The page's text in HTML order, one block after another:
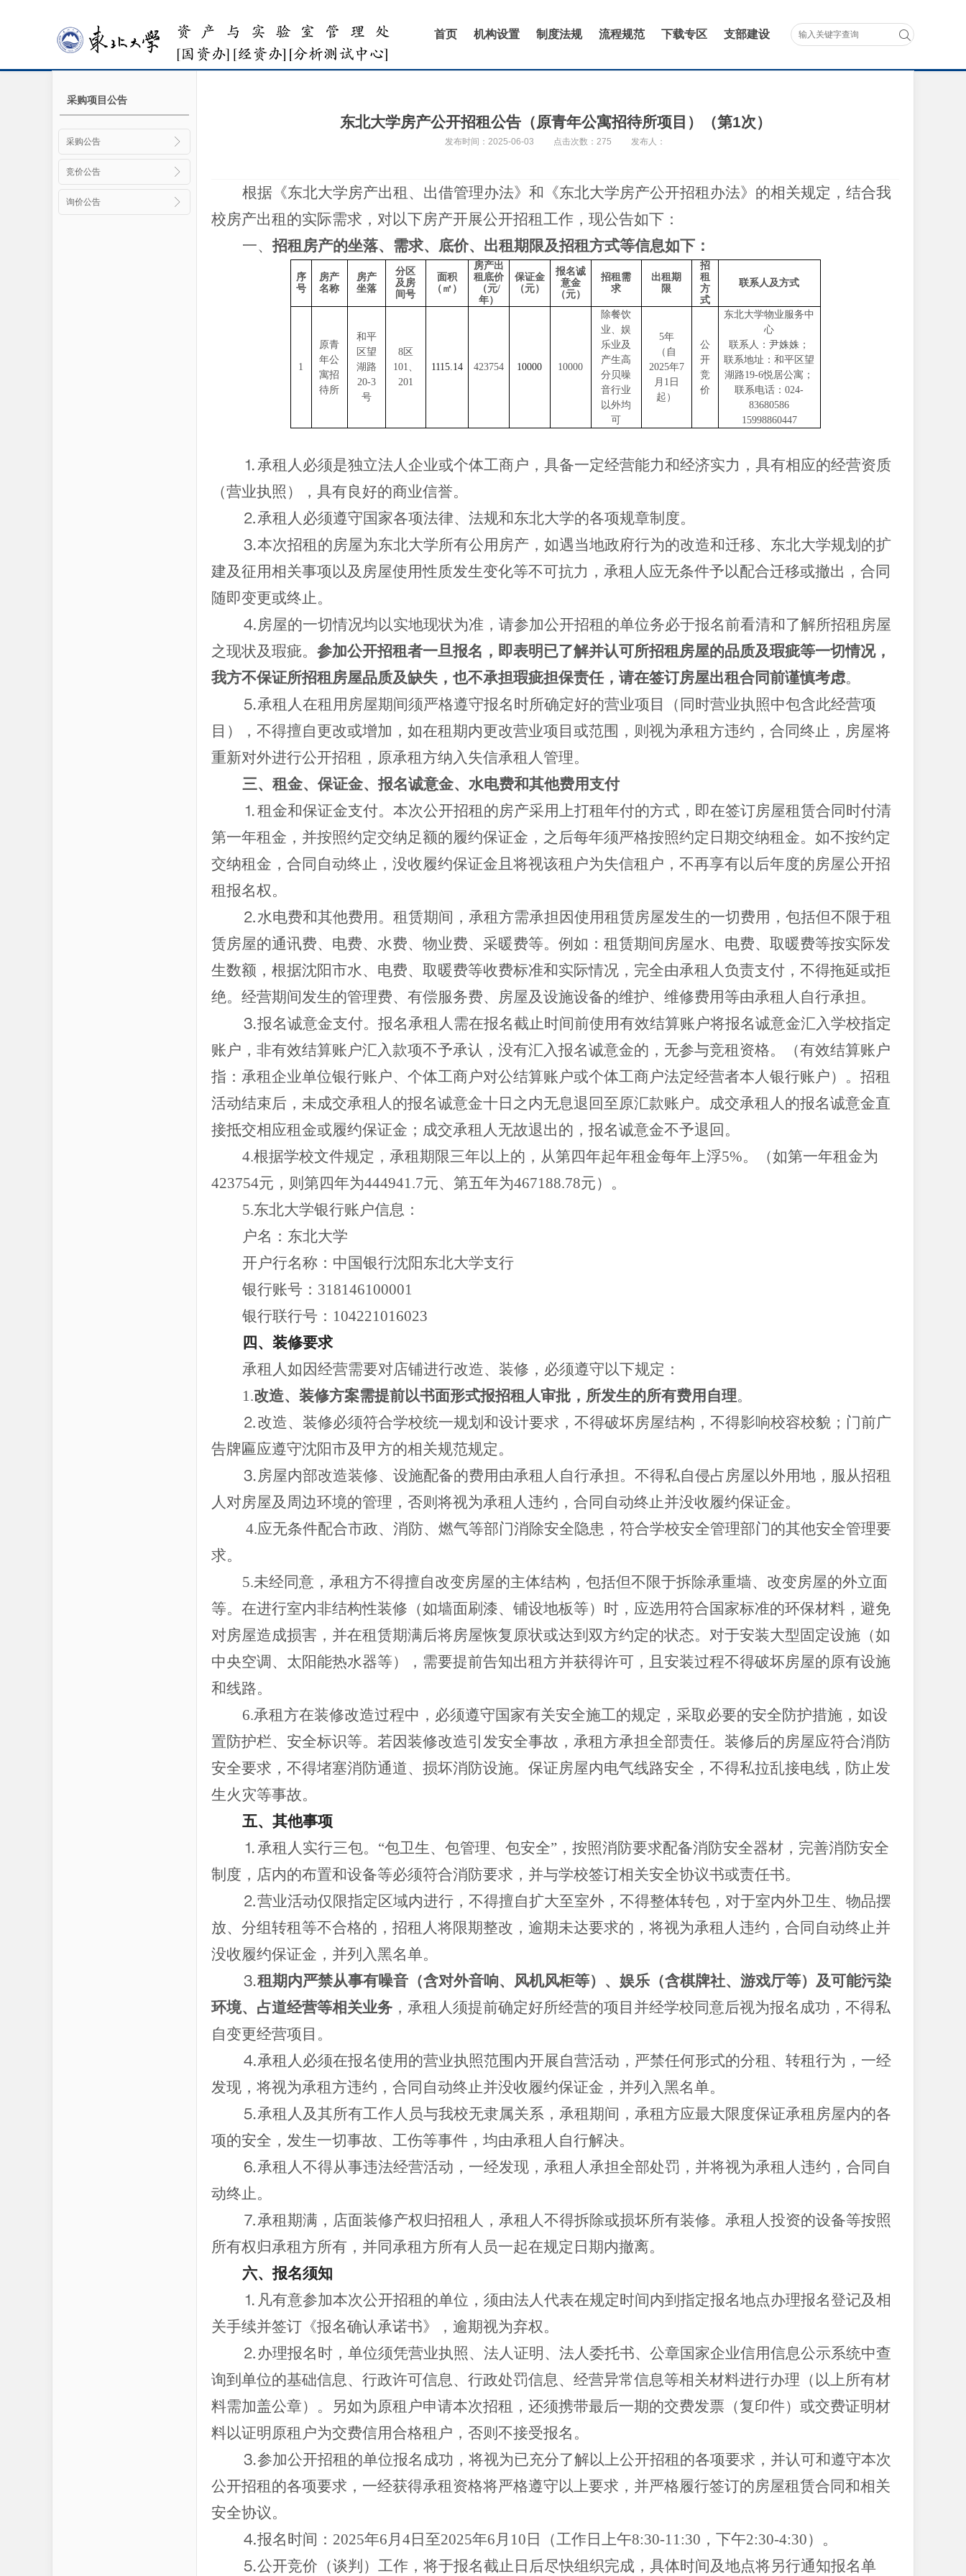
首页 机构设置 制度法规 流程规范 下载专区 支部建设
采购项目公告
采购公告
竞价公告
询价公告
东北大学房产公开招租公告（原青年公寓招待所项目）（第1次）
发布时间：2025-06-03 点击次数： 275 发布人：
根据《东北大学房产出租、出借管理办法》和《东北大学房产公开招租办法》的相关规定，结合我
校房产出租的实际需求，对以下房产开展公开招租工作，现公告如下：
一、招租房产的坐落、需求、底价、出租期限及招租方式等信息如下：
序
号
房产
名称
房产
坐落
分区
及房
间号
面积
（㎡）
房产出
租底价
（元/
年）
保证金
（元）
报名诚
意金
（元）
招租需
求
出租期
限
招
租
方
式
联系人及方式
1
原青
年公
寓招
待所
和平
区望
湖路
20-3
号
8区
101、
201
1115.14 423754 10000 10000
除餐饮
业、娱
乐业及
产生高
分贝噪
音行业
以外均
可
5年
（自
2025年7
月1日
起）
公
开
竞
价
东北大学物业服务中
心
联系人：尹姝姝；
联系地址：和平区望
湖路19-6悦居公寓；
联系电话： 024-
83680586
15998860447
⒈承租人必须是独立法人企业或个体工商户，具备一定经营能力和经济实力，具有相应的经营资质
（营业执照），具有良好的商业信誉。
⒉承租人必须遵守国家各项法律、法规和东北大学的各项规章制度。
⒊本次招租的房屋为东北大学所有公用房产，如遇当地政府行为的改造和迁移、东北大学规划的扩
建及征用相关事项以及房屋使用性质发生变化等不可抗力，承租人应无条件予以配合迁移或撤出，合同
随即变更或终止。
⒋房屋的一切情况均以实地现状为准，请参加公开招租的单位务必于报名前看清和了解所招租房屋
之现状及瑕疵。 参加公开招租者一旦报名，即表明已了解并认可所招租房屋的品质及瑕疵等一切情况，
我方不保证所招租房屋品质及缺失，也不承担瑕疵担保责任，请在签订房屋出租合同前谨慎考虑。
⒌承租人在租用房屋期间须严格遵守报名时所确定好的营业项目（同时营业执照中包含此经营项
目），不得擅自更改或增加，如在租期内更改营业项目或范围，则视为承租方违约，合同终止，房屋将
重新对外进行公开招租，原承租方纳入失信承租人管理。
三、租金、保证金、报名诚意金、水电费和其他费用支付
⒈租金和保证金支付。本次公开招租的房产采用上打租年付的方式，即在签订房屋租赁合同时付清
第一年租金，并按照约定交纳足额的履约保证金，之后每年须严格按照约定日期交纳租金。如不按约定
交纳租金，合同自动终止，没收履约保证金且将视该租户为失信租户，不再享有以后年度的房屋公开招
租报名权。
⒉水电费和其他费用。租赁期间，承租方需承担因使用租赁房屋发生的一切费用，包括但不限于租
赁房屋的通讯费、电费、水费、物业费、采暖费等。例如：租赁期间房屋水、电费、取暖费等按实际发
生数额，根据沈阳市水、电费、取暖费等收费标准和实际情况，完全由承租人负责支付，不得拖延或拒
绝。经营期间发生的管理费、有偿服务费、房屋及设施设备的维护、维修费用等由承租人自行承担。
⒊报名诚意金支付。报名承租人需在报名截止时间前使用有效结算账户将报名诚意金汇入学校指定
账户，非有效结算账户汇入款项不予承认，没有汇入报名诚意金的，无参与竞租资格。（有效结算账户
指：承租企业单位银行账户、个体工商户对公结算账户或个体工商户法定经营者本人银行账户）。招租
活动结束后，未成交承租人的报名诚意金十日之内无息退回至原汇款账户。成交承租人的报名诚意金直
接抵交相应租金或履约保证金；成交承租人无故退出的，报名诚意金不予退回。
4.根据学校文件规定，承租期限三年以上的，从第四年起年租金每年上浮5%。（如第一年租金为
423754元，则第四年为444941.7元、第五年为467188.78元）。
5.东北大学银行账户信息：
户名：东北大学
开户行名称：中国银行沈阳东北大学支行
银行账号： 318146100001
银行联行号： 104221016023
四、装修要求
承租人如因经营需要对店铺进行改造、装修，必须遵守以下规定：
1.改造、装修方案需提前以书面形式报招租人审批，所发生的所有费用自理。
⒉改造、装修必须符合学校统一规划和设计要求，不得破坏房屋结构，不得影响校容校貌；门前广
告牌匾应遵守沈阳市及甲方的相关规范规定。
⒊房屋内部改造装修、设施配备的费用由承租人自行承担。不得私自侵占房屋以外用地，服从招租
人对房屋及周边环境的管理，否则将视为承租人违约，合同自动终止并没收履约保证金。
4.应无条件配合市政、消防、燃气等部门消除安全隐患，符合学校安全管理部门的其他安全管理要
求。
5.未经同意，承租方不得擅自改变房屋的主体结构，包括但不限于拆除承重墙、改变房屋的外立面
等。在进行室内非结构性装修（如墙面刷漆、铺设地板等）时，应选用符合国家标准的环保材料，避免
对房屋造成损害，并在租赁期满后将房屋恢复原状或达到双方约定的状态。对于安装大型固定设施（如
中央空调、太阳能热水器等），需要提前告知出租方并获得许可，且安装过程不得破坏房屋的原有设施
和线路。
6.承租方在装修改造过程中，必须遵守国家有关安全施工的规定，采取必要的安全防护措施，如设
置防护栏、安全标识等。若因装修改造引发安全事故，承租方承担全部责任。装修后的房屋应符合消防
安全要求，不得堵塞消防通道、损坏消防设施。保证房屋内电气线路安全，不得私拉乱接电线，防止发
生火灾等事故。
五、其他事项
⒈承租人实行三包。“包卫生、包管理、包安全”，按照消防要求配备消防安全器材，完善消防安全
制度，店内的布置和设备等必须符合消防要求，并与学校签订相关安全协议书或责任书。
⒉营业活动仅限指定区域内进行，不得擅自扩大至室外，不得整体转包，对于室内外卫生、物品摆
放、分组转租等不合格的，招租人将限期整改，逾期未达要求的，将视为承租人违约，合同自动终止并
没收履约保证金，并列入黑名单。
⒊租期内严禁从事有噪音（含对外音响、风机风柜等）、娱乐（含棋牌社、游戏厅等）及可能污染
环境、占道经营等相关业务 ，承租人须提前确定好所经营的项目并经学校同意后视为报名成功，不得私
自变更经营项目。
⒋承租人必须在报名使用的营业执照范围内开展自营活动，严禁任何形式的分租、转租行为，一经
发现，将视为承租方违约，合同自动终止并没收履约保证金，并列入黑名单。
⒌承租人及其所有工作人员与我校无隶属关系，承租期间，承租方应最大限度保证承租房屋内的各
项的安全，发生一切事故、工伤等事件，均由承租人自行解决。
⒍承租人不得从事违法经营活动，一经发现，承租人承担全部处罚，并将视为承租人违约，合同自
动终止。
⒎承租期满，店面装修产权归招租人，承租人不得拆除或损坏所有装修。承租人投资的设备等按照
所有权归承租方所有，并同承租方所有人员一起在规定日期内撤离。
六、报名须知
⒈凡有意参加本次公开招租的单位，须由法人代表在规定时间内到指定报名地点办理报名登记及相
关手续并签订《报名确认承诺书》，逾期视为弃权。
⒉办理报名时，单位须凭营业执照、法人证明、法人委托书、公章国家企业信用信息公示系统中查
询到单位的基础信息、行政许可信息、行政处罚信息、经营异常信息等相关材料进行办理（以上所有材
料需加盖公章）。另如为原租户申请本次招租，还须携带最后一期的交费发票（复印件）或交费证明材
料以证明原租户为交费信用合格租户，否则不接受报名。
⒊参加公开招租的单位报名成功，将视为已充分了解以上公开招租的各项要求，并认可和遵守本次
公开招租的各项要求，一经获得承租资格将严格遵守以上要求，并严格履行签订的房屋租赁合同和相关
安全协议。
⒋报名时间：2025年6月4日至2025年6月10日（工作日上午8:30-11:30，下午2:30-4:30）。
⒌公开竞价（谈判）工作，将于报名截止日后尽快组织完成，具体时间及地点将另行通知报名单